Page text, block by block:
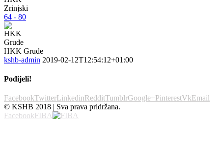
64 - 80
HKK Grude
kshb-admin 2019-02-12T12:54:12+01:00
Podijeli!
FacebookTwitterLinkedinRedditTumblrGoogle+PinterestVkEmail
© KSHB 2018 | Sva prava pridržana.
FacebookFIBA